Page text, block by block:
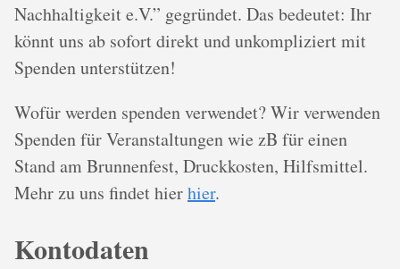
Nachhaltigkeit e.V.” gegründet. Das bedeutet: Ihr
könnt uns ab sofort direkt und unkompliziert mit
Spenden unterstützen!
Wofür werden spenden verwendet? Wir verwenden
Spenden für Veranstaltungen wie zB für einen
Stand am Brunnenfest, Druckkosten, Hilfsmittel.
Mehr zu uns findet hierhier.
Kontodaten